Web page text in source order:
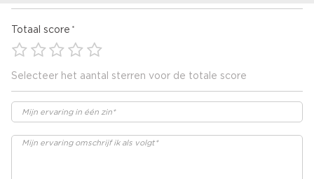
Totaal score
Selecteer het aantal sterren voor de totale score